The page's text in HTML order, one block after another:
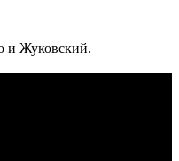
и Жуковский.